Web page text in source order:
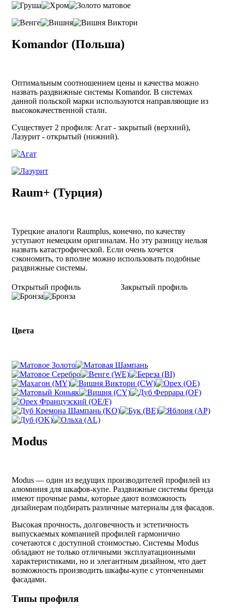
Komandor (Польша)
Оптимальным соотношением цены и качества можно
назвать раздвижные системы Komandor. В системах
данной польской марки используются направляющие из
высококачественной стали.
Существует 2 профиля: Агат - закрытый (верхний),
Лазурит - открытый (нижний).
Raum+ (Турция)
Турецкие аналоги Raumplus, конечно, по качеству
уступают немецким оригиналам. Но эту разницу нельзя
назвать катастрофической. Если очень хочется
сэкономить, то вполне можно использовать подобные
раздвижные системы.
Открытый профиль Закрытый профиль
Цвета
Modus
Modus — один из ведущих производителей профилей из
алюминия для шкафов-купе. Раздвижные системы бренда
имеют прочные рамы, которые дают возможность
дизайнерам подбирать различные материалы для фасадов.
Высокая прочность, долговечность и эстетичность
выпускаемых компанией профилей гармонично
сочетаются с доступной стоимостью. Системы Modus
обладают не только отличными эксплуатационными
характеристиками, но и элегантным дизайном, что дает
возможность производить шкафы-купе с утонченными
фасадами.
Типы профиля